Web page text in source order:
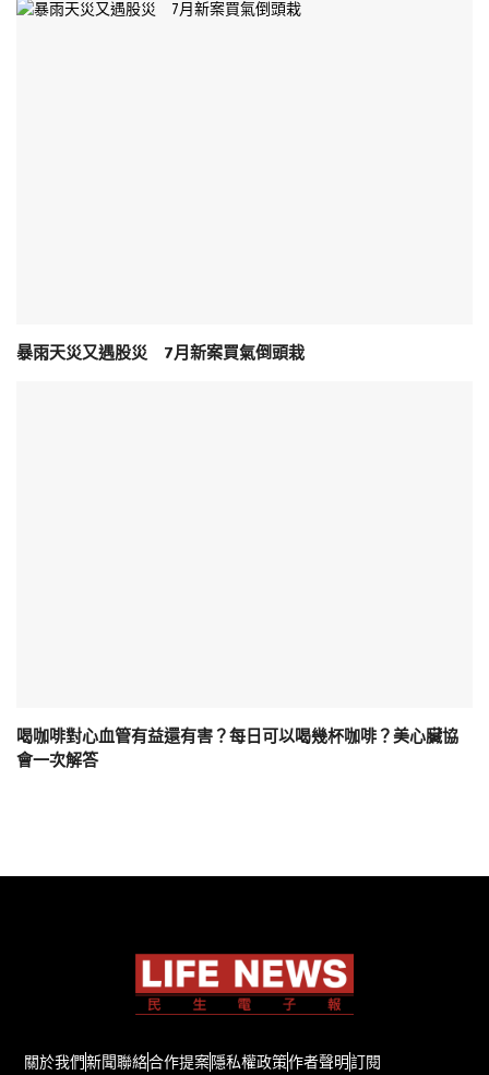
暴雨天災又遇股災 7月新案買氣倒頭栽
喝咖啡對心血管有益還有害？每日可以喝幾杯咖啡？美心臟協
會一次解答
關於我們新聞聯絡合作提案隱私權政策作者聲明訂閱